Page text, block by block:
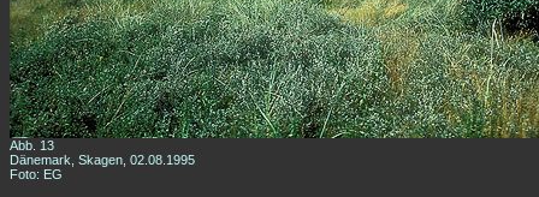
Abb. 13
Dänemark, Skagen, 02.08.1995
Foto: EG